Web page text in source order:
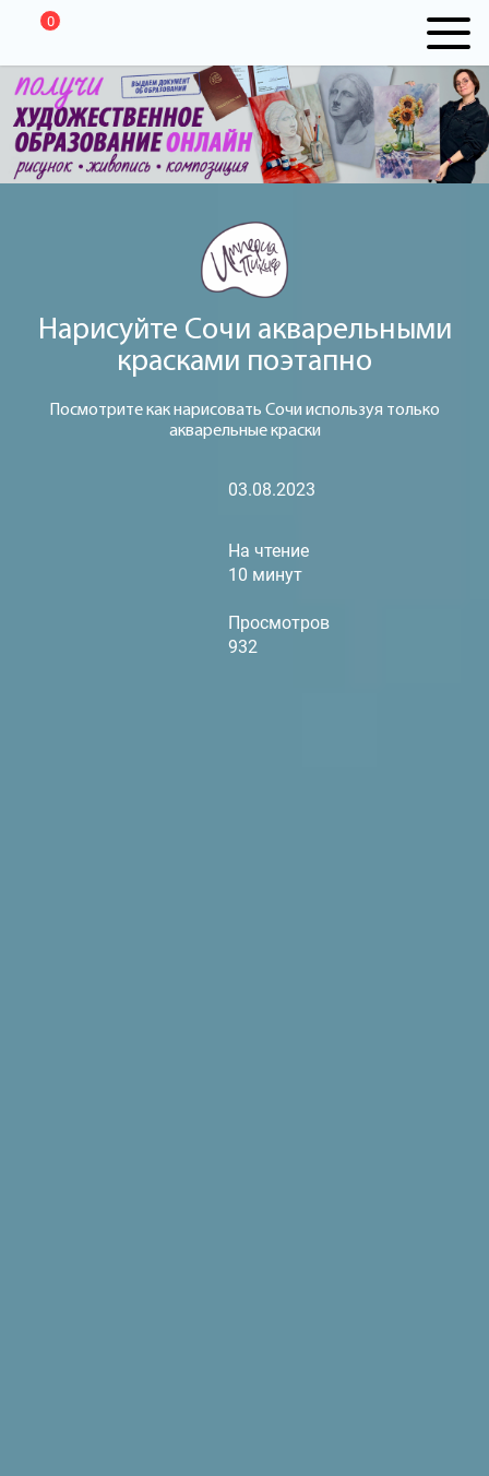
0
Нарисуйте Сочи акварельными
красками поэтапно
Посмотрите как нарисовать Сочи используя только
акварельные краски
03.08.2023
На чтение
10 минут
Просмотров
932